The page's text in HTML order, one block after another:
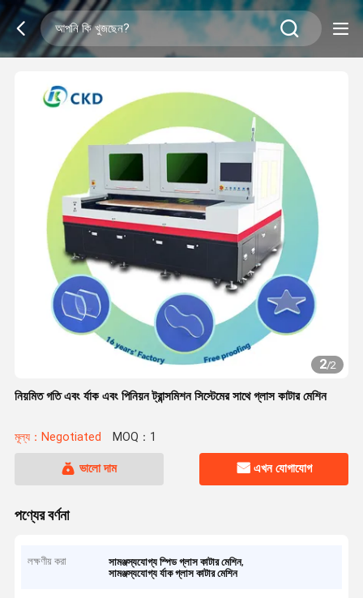
2/2
নিয়মিত গতি এবং র্যাক এবং পিনিয়ন ট্রান্সমিশন সিস্টেমের সাথে গ্লাস কাটার মেশিন
মূল্য：Negotiated MOQ：1
ভালো দাম এখন যোগাযোগ
পণ্যের বর্ণনা
লক্ষণীয় করা সামঞ্জস্যযোগ্য স্পিড গ্লাস কাটার মেশিন,
সামঞ্জস্যযোগ্য র্যাক গ্লাস কাটার মেশিন